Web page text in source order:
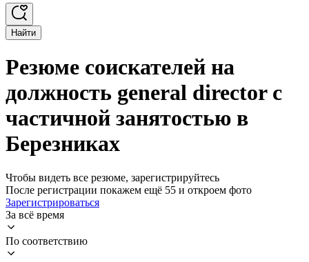
Найти
Резюме соискателей на
должность general director с
частичной занятостью в
Березниках
Чтобы видеть все резюме, зарегистрируйтесь
После регистрации покажем ещё 55 и откроем фото
Зарегистрироваться
За всё время
По соответствию